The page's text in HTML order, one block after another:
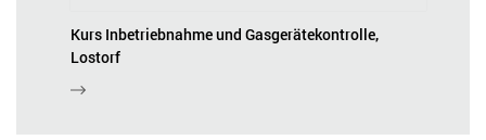
Kurs Inbetriebnahme und Gasgerätekontrolle,
Lostorf